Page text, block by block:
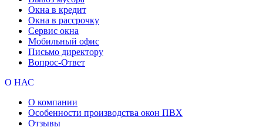
Окна в кредит
Окна в рассрочку
Сервис окна
Мобильный офис
Письмо директору
Вопрос-Ответ
О НАС
О компании
Особенности производства окон ПВХ
Отзывы